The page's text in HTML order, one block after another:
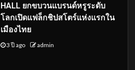
HALL ยกขบวนแบรนด์หรูระดับ
โลกเปิดแฟล็กชิปสโตร์แห่งแรกใน
เมืองไทย
3 ปี ago admin